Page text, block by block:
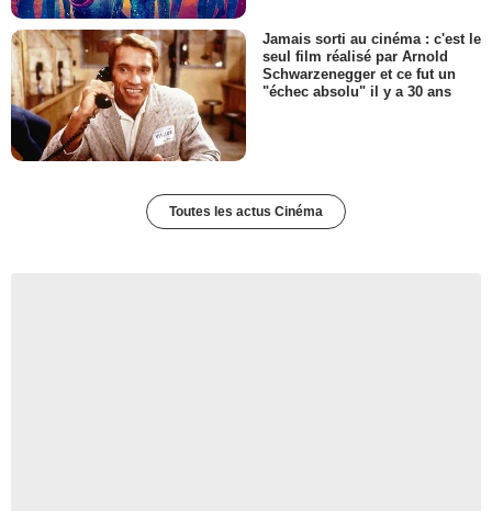
Jamais sorti au cinéma : c'est le
seul film réalisé par Arnold
Schwarzenegger et ce fut un
"échec absolu" il y a 30 ans
Toutes les actus Cinéma